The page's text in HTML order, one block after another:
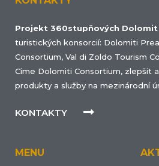
Projekt 360stupňových Dolomit
turistických konsorcií: Dolomiti
Consortium, Val di Zoldo Tourism
Cime Dolomiti Consortium, zlepšit
produkty a služby na mezinárodní
KONTAKTY
MENU